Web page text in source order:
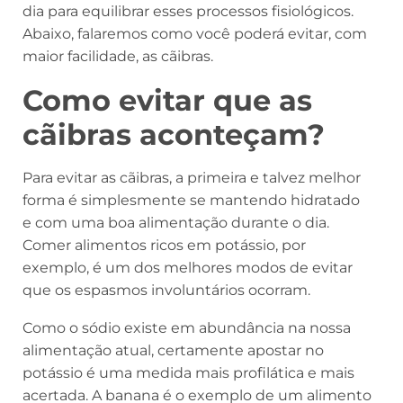
dia para equilibrar esses processos fisiológicos.
Abaixo, falaremos como você poderá evitar, com
maior facilidade, as cãibras.
Como evitar que as
cãibras aconteçam?
Para evitar as cãibras, a primeira e talvez melhor
forma é simplesmente se mantendo hidratado
e com uma boa alimentação durante o dia.
Comer alimentos ricos em potássio, por
exemplo, é um dos melhores modos de evitar
que os espasmos involuntários ocorram.
Como o sódio existe em abundância na nossa
alimentação atual, certamente apostar no
potássio é uma medida mais profilática e mais
acertada. A banana é o exemplo de um alimento